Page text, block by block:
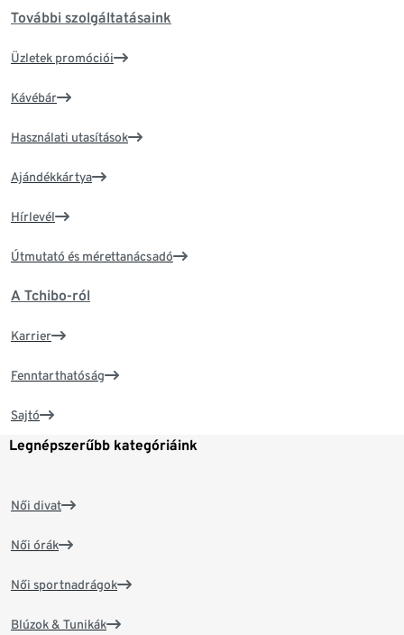
További szolgáltatásaink
Üzletek promóciói
Kávébár
Használati utasítások
Ajándékkártya
Hírlevél
Útmutató és mérettanácsadó
A Tchibo-ról
Karrier
Fenntarthatóság
Sajtó
Legnépszerűbb kategóriáink
Női divat
Női órák
Női sportnadrágok
Blúzok & Tunikák